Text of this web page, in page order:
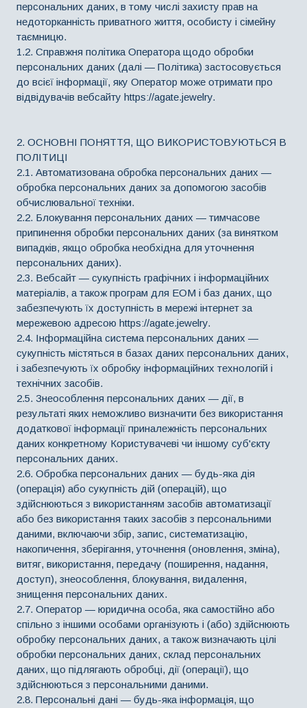
персональних даних, в тому числі захисту прав на
недоторканність приватного життя, особисту і сімейну
таємницю.
1.2. Справжня політика Оператора щодо обробки
персональних даних (далі — Політика) застосовується
до всієї інформації, яку Оператор може отримати про
відвідувачів вебсайту https://agate.jewelry.
2. ОСНОВНІ ПОНЯТТЯ, ЩО ВИКОРИСТОВУЮТЬСЯ В
ПОЛІТИЦІ
2.1. Автоматизована обробка персональних даних —
обробка персональних даних за допомогою засобів
обчислювальної техніки.
2.2. Блокування персональних даних — тимчасове
припинення обробки персональних даних (за винятком
випадків, якщо обробка необхідна для уточнення
персональних даних).
2.3. Вебсайт — сукупність графічних і інформаційних
матеріалів, а також програм для ЕОМ і баз даних, що
забезпечують їх доступність в мережі інтернет за
мережевою адресою https://agate.jewelry.
2.4. Інформаційна система персональних даних —
сукупність містяться в базах даних персональних даних,
і забезпечують їх обробку інформаційних технологій і
технічних засобів.
2.5. Знеособлення персональних даних — дії, в
результаті яких неможливо визначити без використання
додаткової інформації приналежність персональних
даних конкретному Користувачеві чи іншому суб'єкту
персональних даних.
2.6. Обробка персональних даних — будь-яка дія
(операція) або сукупність дій (операцій), що
здійснюються з використанням засобів автоматизації
або без використання таких засобів з персональними
даними, включаючи збір, запис, систематизацію,
накопичення, зберігання, уточнення (оновлення, зміна),
витяг, використання, передачу (поширення, надання,
доступ), знеособлення, блокування, видалення,
знищення персональних даних.
2.7. Оператор — юридична особа, яка самостійно або
спільно з іншими особами організують і (або) здійснюють
обробку персональних даних, а також визначають цілі
обробки персональних даних, склад персональних
даних, що підлягають обробці, дії (операції), що
здійснюються з персональними даними.
2.8. Персональні дані — будь-яка інформація, що